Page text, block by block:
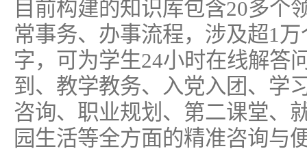
目前构建的知识库包含20多个
常事务、办事流程，涉及超1
字，可为学生24小时在线解答
到、教学教务、入党入团、学
咨询、职业规划、第二课堂、
园生活等全方面的精准咨询与